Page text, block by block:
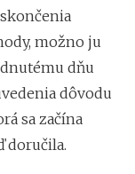
možno ju
dňu
dôvodu
sa začína
doručila.